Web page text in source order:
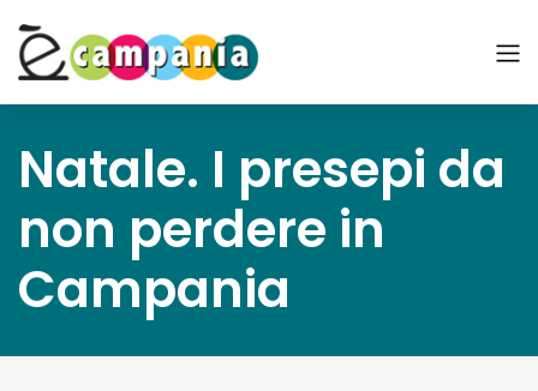
Natale. I presepi da
non perdere in
Campania